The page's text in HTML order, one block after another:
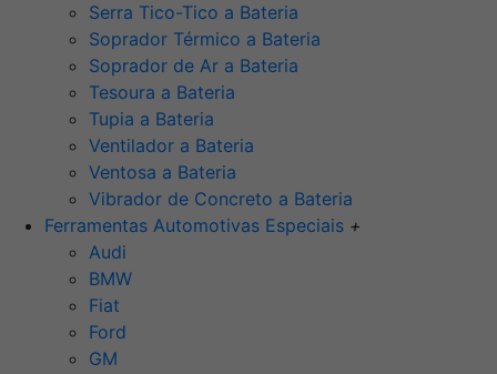
Serra Tico-Tico a Bateria
Soprador Térmico a Bateria
Soprador de Ar a Bateria
Tesoura a Bateria
Tupia a Bateria
Ventilador a Bateria
Ventosa a Bateria
Vibrador de Concreto a Bateria
Ferramentas Automotivas Especiais +
Audi
BMW
Fiat
Ford
GM